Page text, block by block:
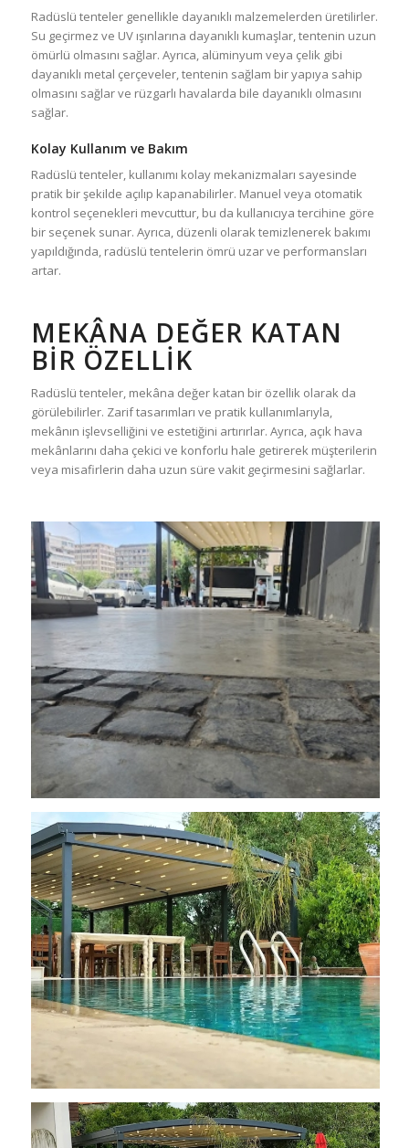
Radüslü tenteler genellikle dayanıklı malzemelerden üretilirler.
Su geçirmez ve UV ışınlarına dayanıklı kumaşlar, tentenin uzun
ömürlü olmasını sağlar. Ayrıca, alüminyum veya çelik gibi
dayanıklı metal çerçeveler, tentenin sağlam bir yapıya sahip
olmasını sağlar ve rüzgarlı havalarda bile dayanıklı olmasını
sağlar.
Kolay Kullanım ve Bakım
Radüslü tenteler, kullanımı kolay mekanizmaları sayesinde
pratik bir şekilde açılıp kapanabilirler. Manuel veya otomatik
kontrol seçenekleri mevcuttur, bu da kullanıcıya tercihine göre
bir seçenek sunar. Ayrıca, düzenli olarak temizlenerek bakımı
yapıldığında, radüslü tentelerin ömrü uzar ve performansları
artar.
MEKÂNA DEĞER KATAN
BIR ÖZELLIK
Radüslü tenteler, mekâna değer katan bir özellik olarak da
görülebilirler. Zarif tasarımları ve pratik kullanımlarıyla,
mekânın işlevselliğini ve estetiğini artırırlar. Ayrıca, açık hava
mekânlarını daha çekici ve konforlu hale getirerek müşterilerin
veya misafirlerin daha uzun süre vakit geçirmesini sağlarlar.